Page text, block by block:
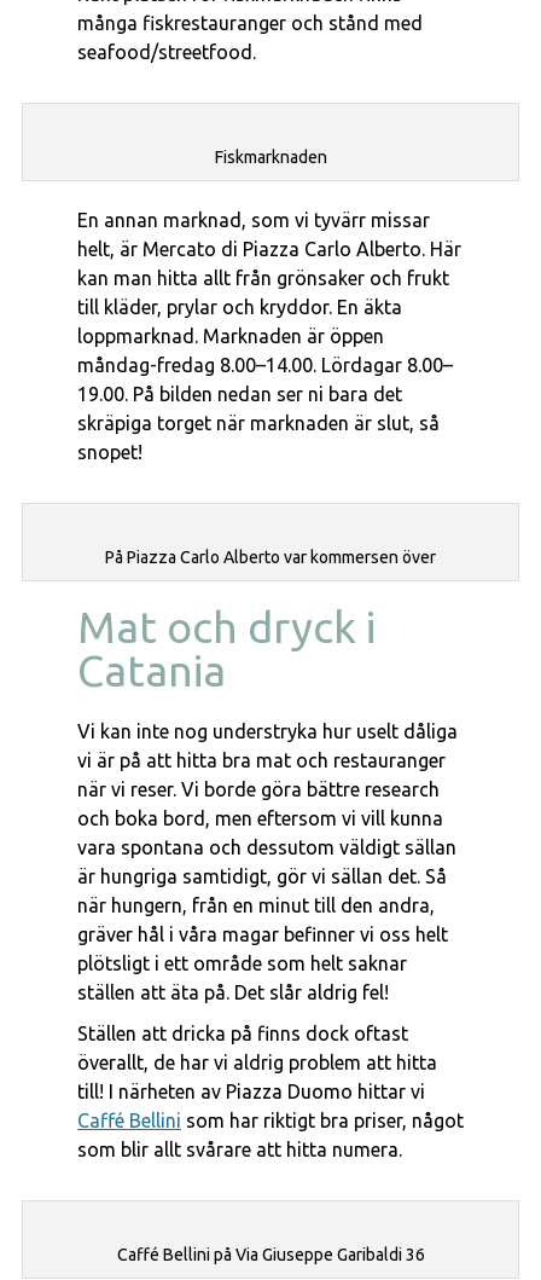
många fiskrestauranger och stånd med
seafood/streetfood.
Fiskmarknaden
En annan marknad, som vi tyvärr missar
helt, är Mercato di Piazza Carlo Alberto. Här
kan man hitta allt från grönsaker och frukt
till kläder, prylar och kryddor. En äkta
loppmarknad. Marknaden är öppen
måndag-fredag 8.00–14.00. Lördagar 8.00–
19.00. På bilden nedan ser ni bara det
skräpiga torget när marknaden är slut, så
snopet!
På Piazza Carlo Alberto var kommersen över
Mat och dryck i
Catania
Vi kan inte nog understryka hur uselt dåliga
vi är på att hitta bra mat och restauranger
när vi reser. Vi borde göra bättre research
och boka bord, men eftersom vi vill kunna
vara spontana och dessutom väldigt sällan
är hungriga samtidigt, gör vi sällan det. Så
när hungern, från en minut till den andra,
gräver hål i våra magar befinner vi oss helt
plötsligt i ett område som helt saknar
ställen att äta på. Det slår aldrig fel!
Ställen att dricka på finns dock oftast
överallt, de har vi aldrig problem att hitta
till! I närheten av Piazza Duomo hittar vi
Caffé Bellini som har riktigt bra priser, något
som blir allt svårare att hitta numera.
Caffé Bellini på Via Giuseppe Garibaldi 36